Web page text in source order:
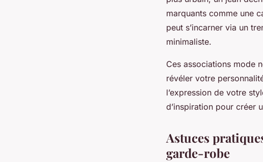
marquants comme une
peut s’incarner via un
minimaliste.
Ces associations mode
révéler votre
l’expression de votre
d’inspiration pour créer
Astuces
garde-robe